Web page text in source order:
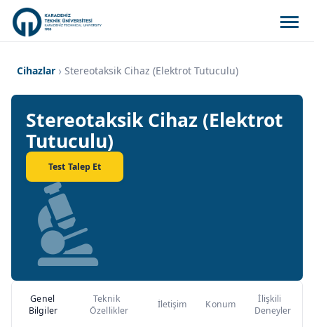
Cihazlar Stereotaksik Cihaz (elektrot Tutuculu)
Stereotaksik Cihaz (elektrot
Tutuculu)
Test Talep Et
Genel
Bilgiler
Teknik
Özellikler
İletişim Konum
İlişkili
Deneyler